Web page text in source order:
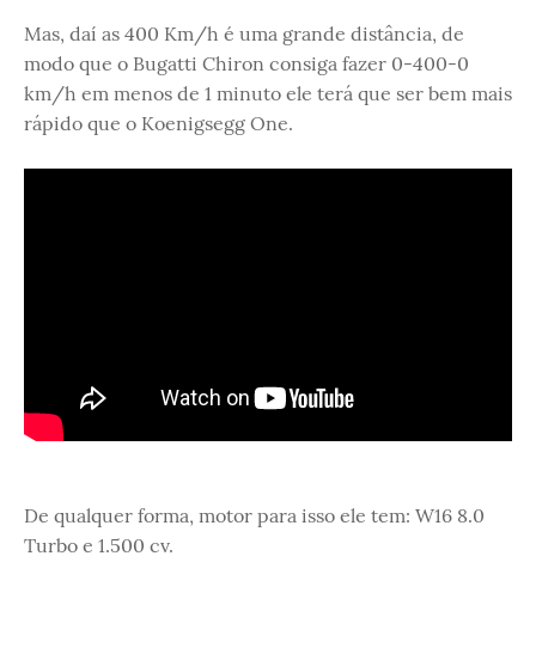
Mas, daí as 400 Km/h é uma grande distância, de
modo que o Bugatti Chiron consiga fazer 0-400-0
km/h em menos de 1 minuto ele terá que ser bem mais
rápido que o Koenigsegg One.
De qualquer forma, motor para isso ele tem: W16 8.0
Turbo e 1.500 cv.